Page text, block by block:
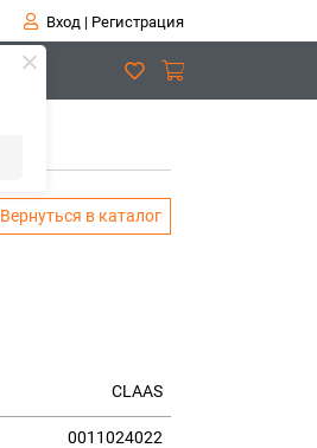
Вход| Регистрация
Вернуться в каталог
CLAAS
0011024022